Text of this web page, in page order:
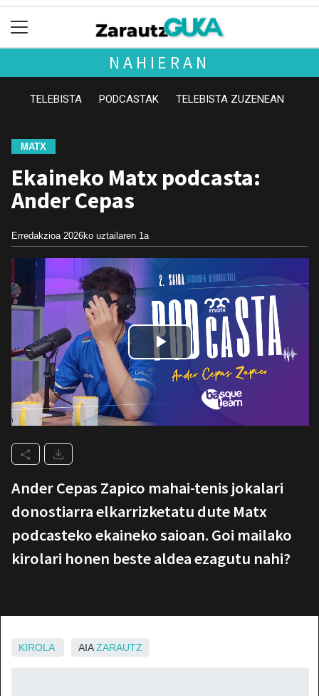
NAHIERAN
TELEBISTA PODCASTAK TELEBISTA ZUZENEAN
MATX
Ekaineko Matx podcasta:
Ander Cepas
Erredakzioa 2026ko uztailaren 1a
Ander Cepas Zapico mahai-tenis jokalari
donostiarra elkarrizketatu dute Matx
podcasteko ekaineko saioan. Goi mailako
kirolari honen beste aldea ezagutu nahi?
KIROLA AIAZARAUTZ